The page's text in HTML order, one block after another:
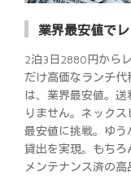
業界最安値で
2泊3日2880円から
だけ高価なランチ
は、業界最安値。
りません。ネック
最安値に挑戦。ゆ
貸出を実現。もちろ
メンテナンス済の高